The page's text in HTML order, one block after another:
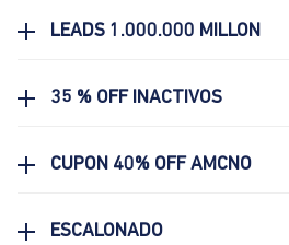
LEADS 1.000.000 MILLON
35 % OFF INACTIVOS
CUPON 40% OFF AMCNO
ESCALONADO